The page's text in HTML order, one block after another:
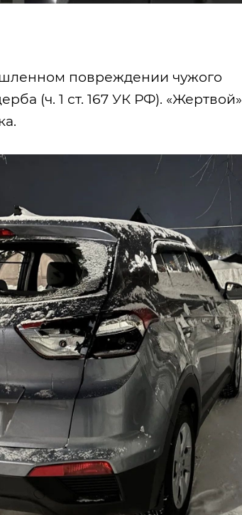
повреждении чужого
(ч. 1 ст. 167 УК РФ). «Жертвой»